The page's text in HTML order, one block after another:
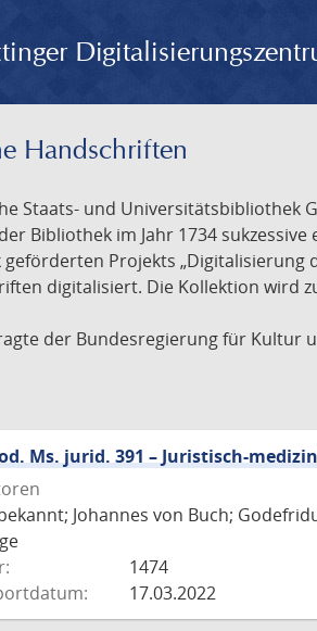
Handschriften
Staats- und
Bibliothek im Jahr 1734
Projekts
digitalisiert. Die Kollektion
der Bundesregierung für Kultur
Ms. jurid. 391 – Juristisch-
Johannes von Buch;
1474
17.03.2022